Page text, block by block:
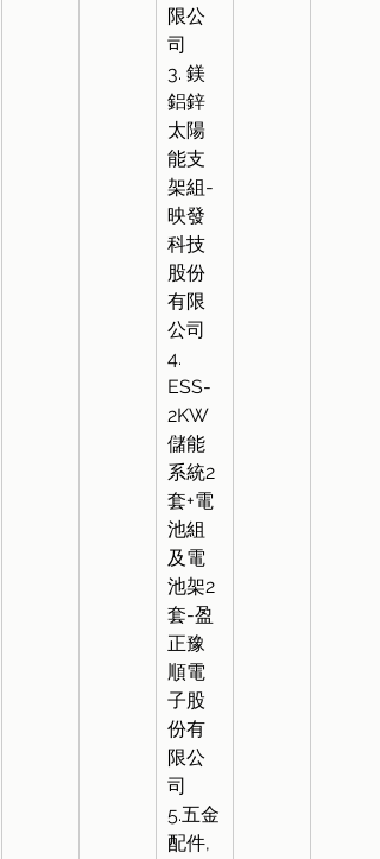
限公
司
3. 鎂
鋁鋅
太陽
能支
架組-
映發
科技
股份
有限
公司
4.
ESS-
2KW
儲能
系統2
套+電
池組
及電
池架2
套-盈
正豫
順電
子股
份有
限公
司
5.五金
配件,